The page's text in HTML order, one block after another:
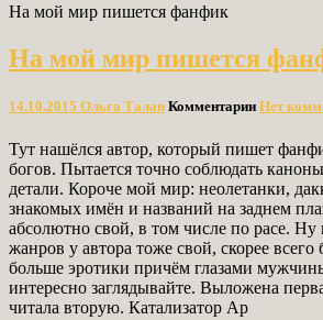
На мой мир пишется фанфик
На мой мир пишется
14.10.2015 Ольга Талан Комментарии Нет
Тут нашёлся автор, который пишет
богов. Пытается точно соблюдать
детали. Короче мой мир: неолетанки,
знакомых имён и названий на заднем
абсолютно свой, в том числе по расе. Ну
жанров у автора тоже свой, скорее всего
больше эротики причём глазами
интересно заглядывайте. Выложена
читала вторую. Катализатор Ар